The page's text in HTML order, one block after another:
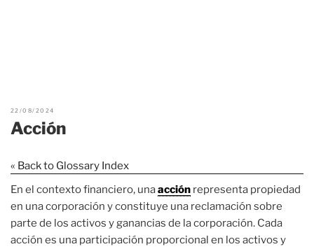
22/08/2024
Acción
« Back to Glossary Index
En el contexto financiero, unaacción representa propiedad
en una corporación y constituye una reclamación sobre
parte de los activos y ganancias de la corporación. Cada
acción es una participación proporcional en los activos y